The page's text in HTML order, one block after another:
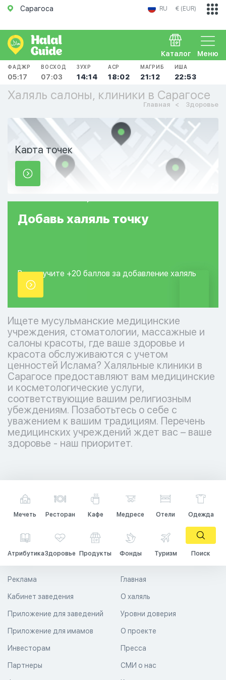
Сарагоса RU € (EUR)
Меню
Каталог
ФАДЖР
05:17
ВОСХОД
07:03
ЗУХР
14:14
АСР
18:02
МАГРИБ
21:12
ИША
22:53
Халяль салоны, клиники в Сарагосе
Главная Здоровье
Карта точек
Добавь халяль точку
Вы получите +20 баллов за добавление халяль
точки.
Ищете мусульманские медицинские
учреждения, стоматологии, массажные и
салоны красоты, где ваше здоровье и
красота обслуживаются с учетом
ценностей Ислама? Халяльные клиники в
Сарагосе предоставляют вам медицинские
и косметологические услуги,
соответствующие вашим религиозным
убеждениям. Позаботьтесь о себе с
уважением к вашим традициям. Перечень
медицинских учреждений ждет вас – ваше
здоровье - наш приоритет.
Мечеть Ресторан Кафе Медресе Отели Одежда
АтрибутикаЗдоровье Продукты Фонды Туризм Поиск
Главная
О халяль
Уровни доверия
Реклама
Кабинет заведения
Приложение для заведений
Приложение для имамов О проекте
Пресса
СМИ о нас
Инвесторам
Партнеры